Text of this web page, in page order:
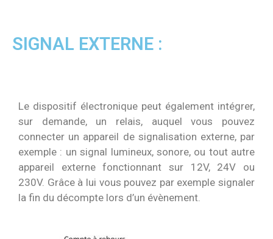
SIGNAL EXTERNE :
Le dispositif électronique peut également intégrer,
sur demande, un relais, auquel vous pouvez
connecter un appareil de signalisation externe, par
exemple : un signal lumineux, sonore, ou tout autre
appareil externe fonctionnant sur 12V, 24V ou
230V. Grâce à lui vous pouvez par exemple signaler
la fin du décompte lors d’un évènement.